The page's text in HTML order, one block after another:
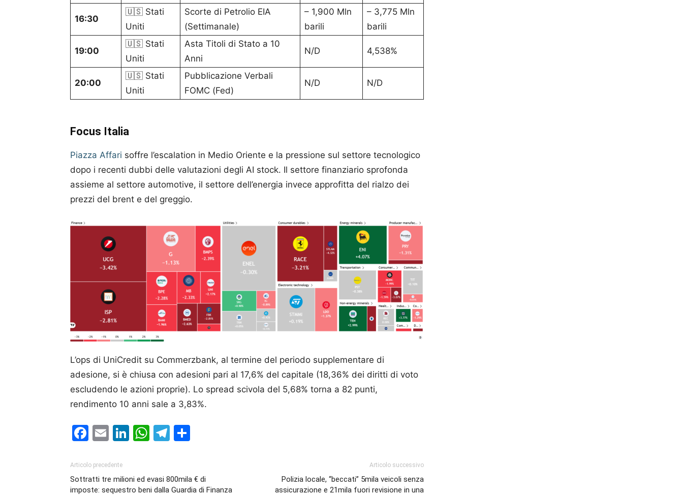
16:30
🇺🇸 Stati
Uniti
Scorte di Petrolio EIA
(Settimanale)
– 1,900 Mln
barili
– 3,775 Mln
barili
19:00
🇺🇸 Stati
Uniti
Asta Titoli di Stato a 10
Anni
N/D 4,538%
20:00
🇺🇸 Stati
Uniti
Pubblicazione Verbali
FOMC (Fed)
N/D N/D
Focus Italia
Piazza Affari soffre l’escalation in Medio Oriente e la pressione sul settore tecnologico
dopo i recenti dubbi delle valutazioni degli AI stock. Il settore finanziario sprofonda
assieme al settore automotive, il settore dell’energia invece approfitta del rialzo dei
prezzi del brent e del greggio.
L’ops di UniCredit su Commerzbank, al termine del periodo supplementare di
adesione, si è chiusa con adesioni pari al 17,6% del capitale (18,36% dei diritti di voto
escludendo le azioni proprie). Lo spread scivola del 5,68% torna a 82 punti,
rendimento 10 anni sale a 3,83%.
Facebook
EmailLinkedIn
WhatsApp
Telegram
Articolo precedente
Sottratti tre milioni ed evasi 800mila € di
imposte: sequestro beni dalla Guardia di Finanza
Articolo successivo
Polizia locale, “beccati” 5mila veicoli senza
assicurazione e 21mila fuori revisione in una